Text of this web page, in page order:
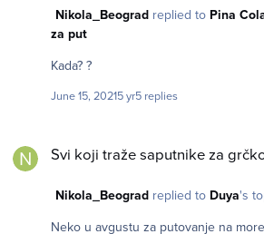
Nikola_Beogradreplied to Pina
za put
Kada? ?
June 15, 20215 yr5 replies
Svi koji traže saputnike za
Nikola_Beogradreplied to Duya's
Neko u avgustu za putovanje na